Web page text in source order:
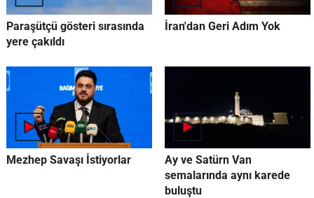
Paraşütçü gösteri sırasında
yere çakıldı
İran'dan Geri Adım Yok
Mezhep Savaşı İstiyorlar
Ay ve Satürn Van
semalarında aynı karede
buluştu